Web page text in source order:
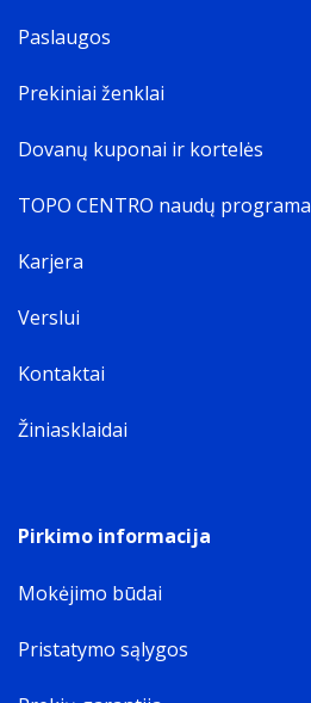
Paslaugos
Prekiniai ženklai
Dovanų kuponai ir kortelės
TOPO CENTRO naudų programa
Karjera
Verslui
Kontaktai
Žiniasklaidai
Pirkimo informacija
Mokėjimo būdai
Pristatymo sąlygos